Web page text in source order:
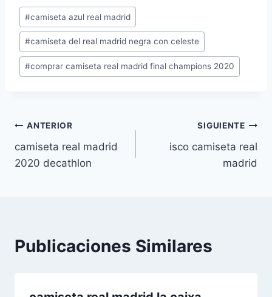
Etiquetas
de
la
entrada:
#camiseta azul real madrid
#camiseta del real madrid negra con celeste
#comprar camiseta real madrid final champions 2020
Navegación
de
ANTERIOR
camiseta real madrid
2020 decathlon
SIGUIENTE
isco camiseta real
madrid
Publicaciones Similares